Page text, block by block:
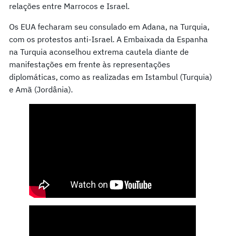
relações entre Marrocos e Israel.
Os EUA fecharam seu consulado em Adana, na Turquia,
com os protestos anti-Israel. A Embaixada da Espanha
na Turquia aconselhou extrema cautela diante de
manifestações em frente às representações
diplomáticas, como as realizadas em Istambul (Turquia)
e Amã (Jordânia).